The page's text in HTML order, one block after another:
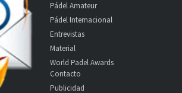
Pádel Amateur
Pádel Internacional
Entrevistas
Material
World Padel Awards
Contacto
Publicidad